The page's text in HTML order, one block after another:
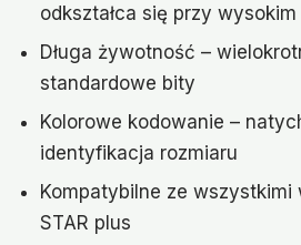
odkształca się przy
Długa żywotność –
standardowe bity
Kolorowe kodowanie –
identyfikacja rozmiaru
Kompatybilne ze wszystkimi
STAR plus